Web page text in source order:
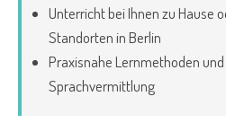
Unterricht bei Ihnen zu Hause
Standorten in Berlin
Praxisnahe Lernmethoden
Sprachvermittlung